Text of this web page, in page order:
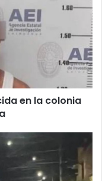
en la colonia